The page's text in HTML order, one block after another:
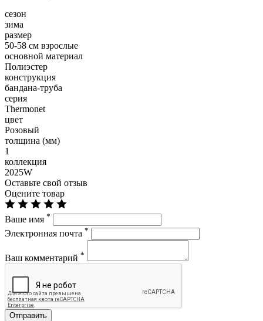
сезон
зима
размер
50-58 см взрослые
основной материал
Полиэстер
конструкция
бандана-труба
серия
Thermonet
цвет
Розовый
толщина (мм)
1
коллекция
2025W
Оставьте свой отзыв
Оцените товар
Ваше имя *
Электронная почта *
Ваш комментарий *
Отправить